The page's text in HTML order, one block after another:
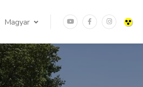
Magyar